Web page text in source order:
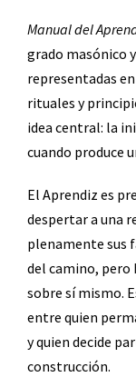
Manual del
grado masónico
representadas
rituales y
idea central: la
cuando produce
El Aprendiz es
despertar a una
plenamente sus
del camino, pero
sobre sí mismo.
entre quien
y quien decide
construcción.